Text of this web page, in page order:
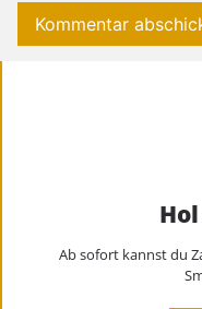
Ab sofort kannst du